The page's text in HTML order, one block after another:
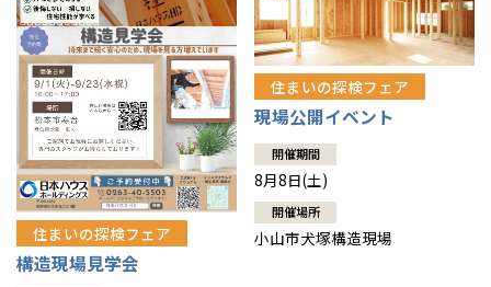
住まいの探検フェア
構造現場見学会
住まいの探検フェア
現場公開イベント
開催期間
8月8日(土)
開催場所
小山市犬塚構造現場